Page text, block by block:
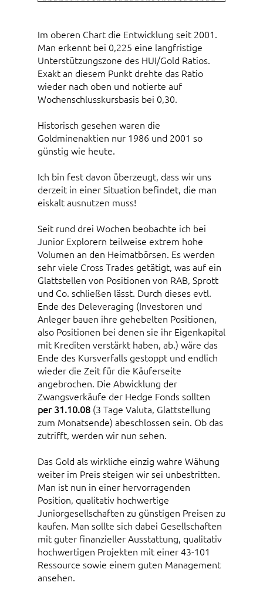
Im oberen Chart die Entwicklung seit 2001.
Man erkennt bei 0,225 eine langfristige
Unterstützungszone des HUI/Gold Ratios.
Exakt an diesem Punkt drehte das Ratio
wieder nach oben und notierte auf
Wochenschlusskursbasis bei 0,30.
Historisch gesehen waren die
Goldminenaktien nur 1986 und 2001 so
günstig wie heute.
Ich bin fest davon überzeugt, dass wir uns
derzeit in einer Situation befindet, die man
eiskalt ausnutzen muss!
Seit rund drei Wochen beobachte ich bei
Junior Explorern teilweise extrem hohe
Volumen an den Heimatbörsen. Es werden
sehr viele Cross Trades getätigt, was auf ein
Glattstellen von Positionen von RAB, Sprott
und Co. schließen lässt. Durch dieses evtl.
Ende des Deleveraging (Investoren und
Anleger bauen ihre gehebelten Positionen,
also Positionen bei denen sie ihr Eigenkapital
mit Krediten verstärkt haben, ab.) wäre das
Ende des Kursverfalls gestoppt und endlich
wieder die Zeit für die Käuferseite
angebrochen. Die Abwicklung der
Zwangsverkäufe der Hedge Fonds sollten
per 31.10.08 (3 Tage Valuta, Glattstellung
zum Monatsende) abeschlossen sein. Ob das
zutrifft, werden wir nun sehen.
Das Gold als wirkliche einzig wahre Wähung
weiter im Preis steigen wir sei unbestritten.
Man ist nun in einer hervorragenden
Position, qualitativ hochwertige
Juniorgesellschaften zu günstigen Preisen zu
kaufen. Man sollte sich dabei Gesellschaften
mit guter finanzieller Ausstattung, qualitativ
hochwertigen Projekten mit einer 43-101
Ressource sowie einem guten Management
ansehen.